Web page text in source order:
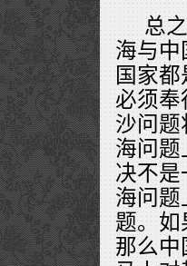
总
海与中
国家
必须奉
沙问题
海问题
决不是
海问题
题。如
那么中